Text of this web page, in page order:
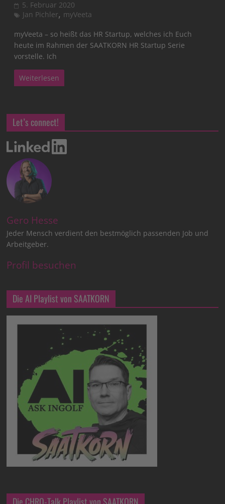
5. Februar 2020
Jan Pichler, myVeeta
myVeeta – so heißt das HR Startup, welches ich Euch
heute im Rahmen der SAATKORN HR Startup Serie
vorstelle. Ich
Weiterlesen
Let’s connect!
Gero Hesse
Jeder Mensch verdient den bestmöglich passenden Job und
Arbeitgeber.
Profil besuchen
Die AI Playlist von SAATKORN